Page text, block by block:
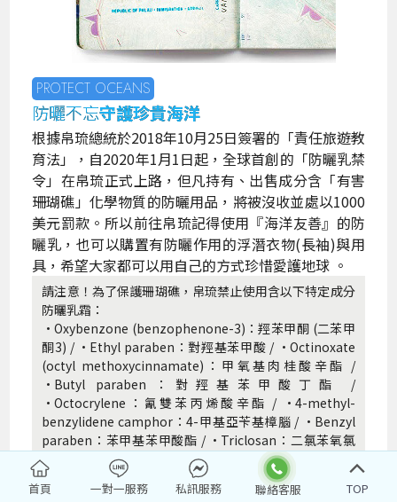
PROTECT OCEANS
防曬不忘守護珍貴海洋
根據帛琉總統於2018年10月25日簽署的「責任旅遊教
育法」，自2020年1月1日起，全球首創的「防曬乳禁
令」在帛琉正式上路，但凡持有、出售成分含「有害
珊瑚礁」化學物質的防曬用品，將被沒收並處以1000
美元罰款。所以前往帛琉記得使用『海洋友善』的防
曬乳，也可以購置有防曬作用的浮潛衣物(長袖)與用
具，希望大家都可以用自己的方式珍惜愛護地球 。
請注意！為了保護珊瑚礁，帛琉禁止使用含以下特定成分
防曬乳霜：
·Oxybenzone (benzophenone-3)：羥苯甲酮 (二苯甲
酮3) / ·Ethyl paraben：對羥基苯甲酸 / ·Octinoxate
(octyl methoxycinnamate)：甲氧基肉桂酸辛酯 /
·Butyl paraben：對羥基苯甲酸丁酯 /
·Octocrylene：氰雙苯丙烯酸辛酯 / ·4-methyl-
benzylidene camphor：4-甲基亞苄基樟腦 / ·Benzyl
paraben：苯甲基苯甲酸酯 / ·Triclosan：二氯苯氧氯
酚 (三氯沙) / ·Methyl paraben：對羥基苯甲酸甲酯 /
·Phenoxyethanol：苯氧乙醇
首頁 一對一服務 私訊服務 TOP